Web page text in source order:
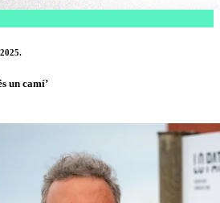
un camí’